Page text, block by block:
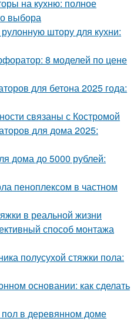
на кухню: полное
выбора
штору для кухни:
8 моделей по цене
для бетона 2025 года:
связаны с Костромой
для дома 2025:
дома до 5000 рублей:
пеноплексом в частном
в реальной жизни
способ монтажа
полусухой стяжки пола:
основании: как сделать
пол в деревянном доме